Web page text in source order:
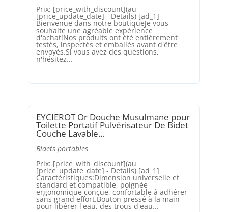
Prix: [price_with_discount](au
[price_update_date] - Details) [ad_1]
Bienvenue dans notre boutiqueJe vous
souhaite une agréable expérience
d'achat!Nos produits ont été entièrement
testés, inspectés et emballés avant d'être
envoyés.Si vous avez des questions,
n'hésitez...
EYCIEROT Or Douche Musulmane pour
Toilette Portatif Pulvérisateur De Bidet
Couche Lavable…
Bidets portables
Prix: [price_with_discount](au
[price_update_date] - Details) [ad_1]
Caractéristiques:Dimension universelle et
standard et compatible, poignée
ergonomique conçue, confortable à adhérer
sans grand effort.Bouton pressé à la main
pour libérer l'eau, des trous d'eau...